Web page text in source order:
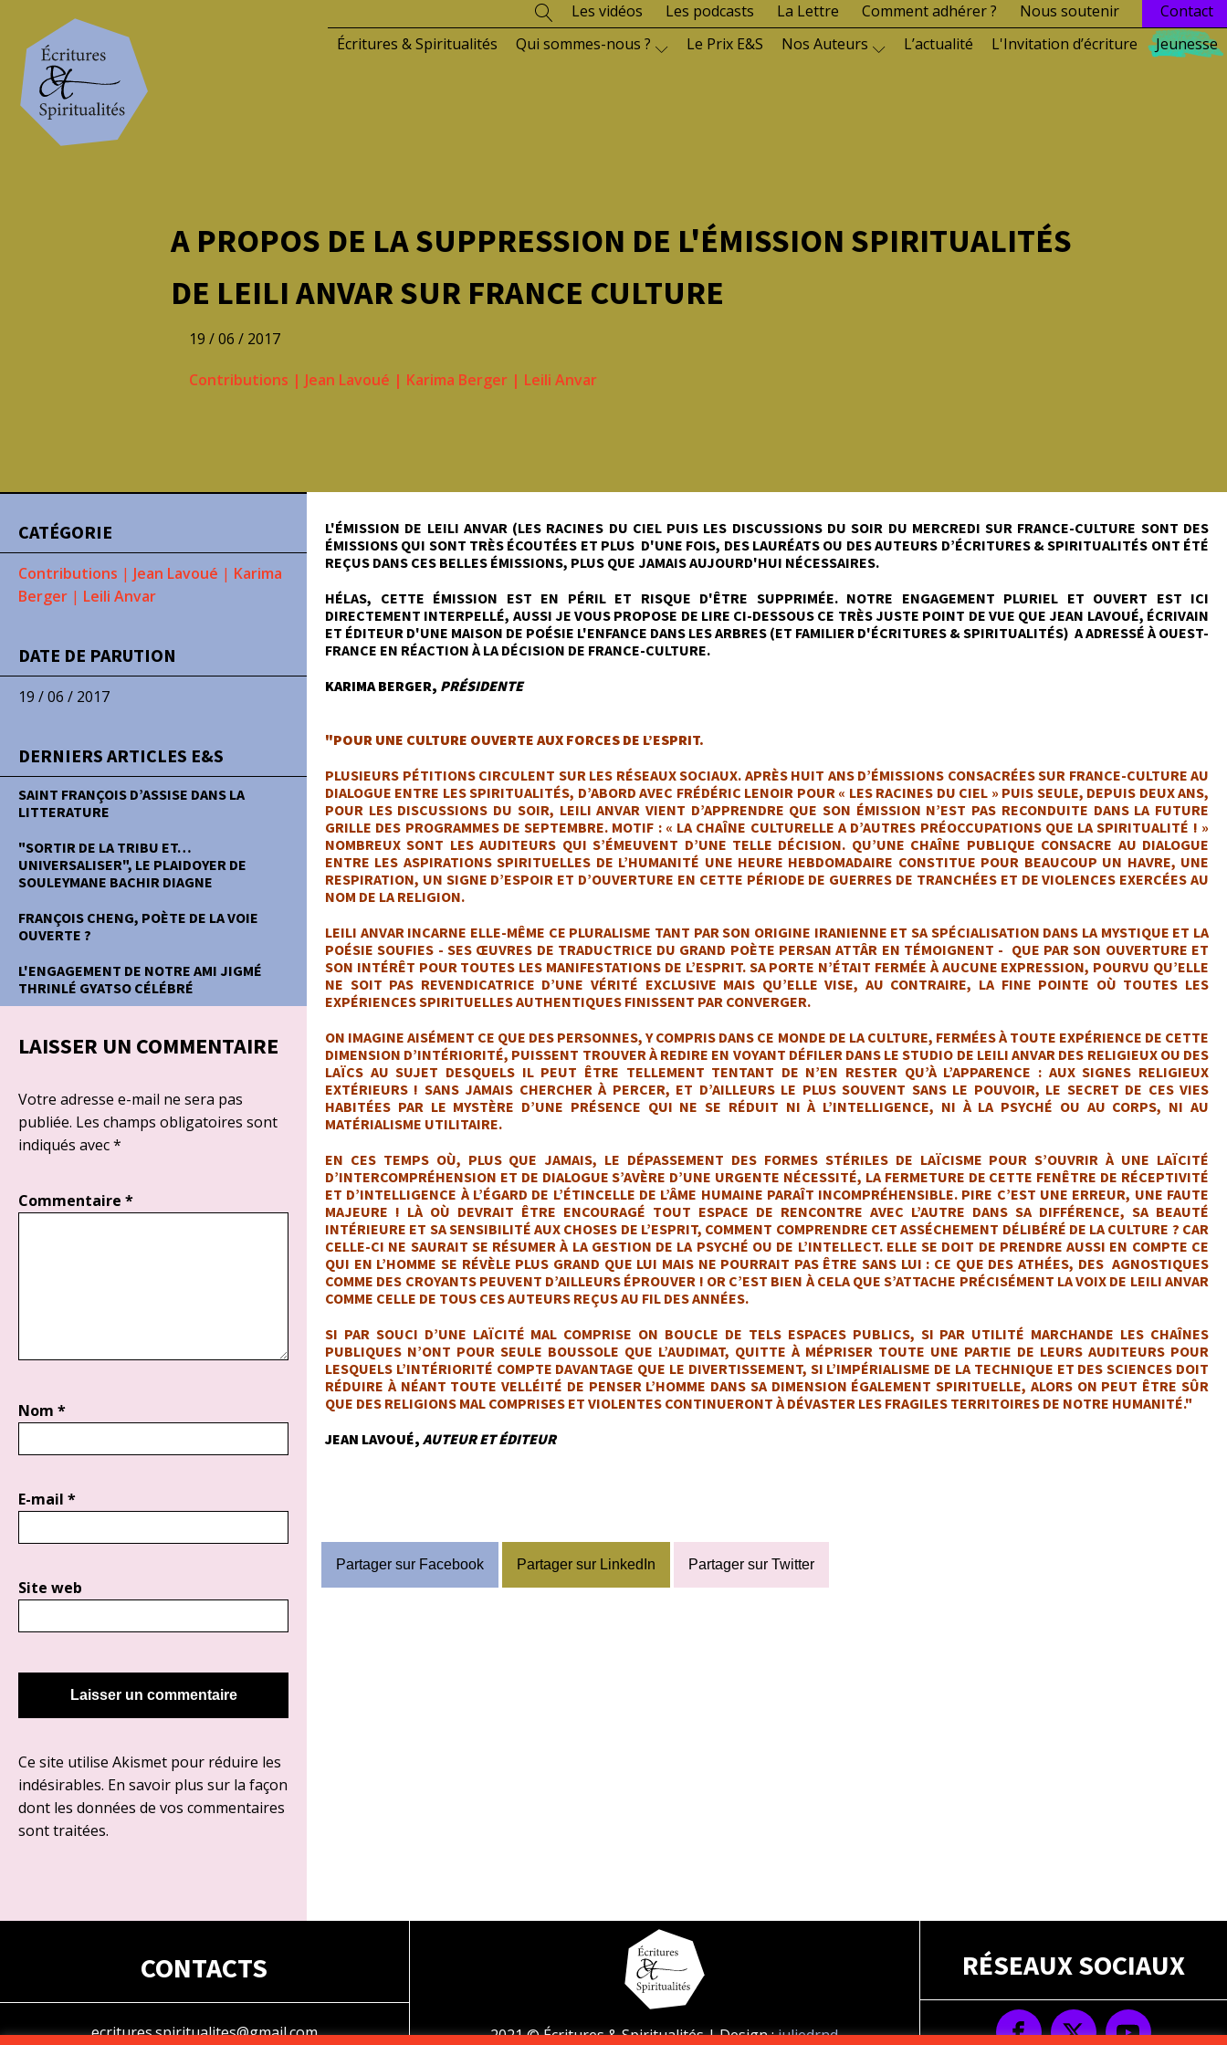
Les vidéos Les podcasts La Lettre Comment adhérer ? Nous soutenir
Contact
Écritures & Spiritualités
Qui sommes-nous ? Le Prix E&S Nos Auteurs L’actualité L'Invitation d’écriture Jeunesse
A PROPOS DE LA SUPPRESSION DE L'ÉMISSION SPIRITUALITÉS
DE LEILI ANVAR SUR FRANCE CULTURE
19 / 06 / 2017
Contributions | Jean Lavoué | Karima Berger | Leili Anvar
CATÉGORIE
Contributions | Jean Lavoué | Karima
Berger | Leili Anvar
DATE DE PARUTION
19 / 06 / 2017
DERNIERS ARTICLES E&S
SAINT FRANÇOIS D’ASSISE DANS LA
LITTERATURE
"SORTIR DE LA TRIBU ET…
UNIVERSALISER", LE PLAIDOYER DE
SOULEYMANE BACHIR DIAGNE
FRANÇOIS CHENG, POÈTE DE LA VOIE
OUVERTE ?
L'ENGAGEMENT DE NOTRE AMI JIGMÉ
THRINLÉ GYATSO CÉLÉBRÉ
LAISSER UN COMMENTAIRE
Votre adresse e-mail ne sera pas
publiée. Les champs obligatoires sont
indiqués avec*
Commentaire *
Nom *
E-mail *
Site web
Ce site utilise Akismet pour réduire les
indésirables. En savoir plus sur la façon
dont les données de vos commentaires
sont traitées.
L'ÉMISSION DE LEILI ANVAR (LES RACINES DU CIEL PUIS LES DISCUSSIONS DU SOIR DU MERCREDI SUR FRANCE-CULTURE SONT DES
ÉMISSIONS QUI SONT TRÈS ÉCOUTÉES ET PLUS D'UNE FOIS, DES LAURÉATS OU DES AUTEURS D’ÉCRITURES & SPIRITUALITÉS ONT ÉTÉ
REÇUS DANS CES BELLES ÉMISSIONS, PLUS QUE JAMAIS AUJOURD'HUI NÉCESSAIRES.
HÉLAS, CETTE ÉMISSION EST EN PÉRIL ET RISQUE D'ÊTRE SUPPRIMÉE. NOTRE ENGAGEMENT PLURIEL ET OUVERT EST ICI
DIRECTEMENT INTERPELLÉ, AUSSI JE VOUS PROPOSE DE LIRE CI-DESSOUS CE TRÈS JUSTE POINT DE VUE QUE JEAN LAVOUÉ, ÉCRIVAIN
ET ÉDITEUR D'UNE MAISON DE POÉSIE L'ENFANCE DANS LES ARBRES (ET FAMILIER D'ÉCRITURES & SPIRITUALITÉS) A ADRESSÉ À OUEST-
FRANCE EN RÉACTION À LA DÉCISION DE FRANCE-CULTURE.
KARIMA BERGER, PRÉSIDENTE
"POUR UNE CULTURE OUVERTE AUX FORCES DE L’ESPRIT.
PLUSIEURS PÉTITIONS CIRCULENT SUR LES RÉSEAUX SOCIAUX. APRÈS HUIT ANS D’ÉMISSIONS CONSACRÉES SUR FRANCE-CULTURE AU
DIALOGUE ENTRE LES SPIRITUALITÉS, D’ABORD AVEC FRÉDÉRIC LENOIR POUR « LES RACINES DU CIEL » PUIS SEULE, DEPUIS DEUX ANS,
POUR LES DISCUSSIONS DU SOIR, LEILI ANVAR VIENT D’APPRENDRE QUE SON ÉMISSION N’EST PAS RECONDUITE DANS LA FUTURE
GRILLE DES PROGRAMMES DE SEPTEMBRE. MOTIF : « LA CHAÎNE CULTURELLE A D’AUTRES PRÉOCCUPATIONS QUE LA SPIRITUALITÉ ! »
NOMBREUX SONT LES AUDITEURS QUI S’ÉMEUVENT D’UNE TELLE DÉCISION. QU’UNE CHAÎNE PUBLIQUE CONSACRE AU DIALOGUE
ENTRE LES ASPIRATIONS SPIRITUELLES DE L’HUMANITÉ UNE HEURE HEBDOMADAIRE CONSTITUE POUR BEAUCOUP UN HAVRE, UNE
RESPIRATION, UN SIGNE D’ESPOIR ET D’OUVERTURE EN CETTE PÉRIODE DE GUERRES DE TRANCHÉES ET DE VIOLENCES EXERCÉES AU
NOM DE LA RELIGION.
LEILI ANVAR INCARNE ELLE-MÊME CE PLURALISME TANT PAR SON ORIGINE IRANIENNE ET SA SPÉCIALISATION DANS LA MYSTIQUE ET LA
POÉSIE SOUFIES - SES ŒUVRES DE TRADUCTRICE DU GRAND POÈTE PERSAN ATTÂR EN TÉMOIGNENT - QUE PAR SON OUVERTURE ET
SON INTÉRÊT POUR TOUTES LES MANIFESTATIONS DE L’ESPRIT. SA PORTE N’ÉTAIT FERMÉE À AUCUNE EXPRESSION, POURVU QU’ELLE
NE SOIT PAS REVENDICATRICE D’UNE VÉRITÉ EXCLUSIVE MAIS QU’ELLE VISE, AU CONTRAIRE, LA FINE POINTE OÙ TOUTES LES
EXPÉRIENCES SPIRITUELLES AUTHENTIQUES FINISSENT PAR CONVERGER.
ON IMAGINE AISÉMENT CE QUE DES PERSONNES, Y COMPRIS DANS CE MONDE DE LA CULTURE, FERMÉES À TOUTE EXPÉRIENCE DE CETTE
DIMENSION D’INTÉRIORITÉ, PUISSENT TROUVER À REDIRE EN VOYANT DÉFILER DANS LE STUDIO DE LEILI ANVAR DES RELIGIEUX OU DES
LAÏCS AU SUJET DESQUELS IL PEUT ÊTRE TELLEMENT TENTANT DE N’EN RESTER QU’À L’APPARENCE : AUX SIGNES RELIGIEUX
EXTÉRIEURS ! SANS JAMAIS CHERCHER À PERCER, ET D’AILLEURS LE PLUS SOUVENT SANS LE POUVOIR, LE SECRET DE CES VIES
HABITÉES PAR LE MYSTÈRE D’UNE PRÉSENCE QUI NE SE RÉDUIT NI À L’INTELLIGENCE, NI À LA PSYCHÉ OU AU CORPS, NI AU
MATÉRIALISME UTILITAIRE.
EN CES TEMPS OÙ, PLUS QUE JAMAIS, LE DÉPASSEMENT DES FORMES STÉRILES DE LAÏCISME POUR S’OUVRIR À UNE LAÏCITÉ
D’INTERCOMPRÉHENSION ET DE DIALOGUE S’AVÈRE D’UNE URGENTE NÉCESSITÉ, LA FERMETURE DE CETTE FENÊTRE DE RÉCEPTIVITÉ
ET D’INTELLIGENCE À L’ÉGARD DE L’ÉTINCELLE DE L’ÂME HUMAINE PARAÎT INCOMPRÉHENSIBLE. PIRE C’EST UNE ERREUR, UNE FAUTE
MAJEURE ! LÀ OÙ DEVRAIT ÊTRE ENCOURAGÉ TOUT ESPACE DE RENCONTRE AVEC L’AUTRE DANS SA DIFFÉRENCE, SA BEAUTÉ
INTÉRIEURE ET SA SENSIBILITÉ AUX CHOSES DE L’ESPRIT, COMMENT COMPRENDRE CET ASSÉCHEMENT DÉLIBÉRÉ DE LA CULTURE ? CAR
CELLE-CI NE SAURAIT SE RÉSUMER À LA GESTION DE LA PSYCHÉ OU DE L’INTELLECT. ELLE SE DOIT DE PRENDRE AUSSI EN COMPTE CE
QUI EN L’HOMME SE RÉVÈLE PLUS GRAND QUE LUI MAIS NE POURRAIT PAS ÊTRE SANS LUI : CE QUE DES ATHÉES, DES AGNOSTIQUES
COMME DES CROYANTS PEUVENT D’AILLEURS ÉPROUVER ! OR C’EST BIEN À CELA QUE S’ATTACHE PRÉCISÉMENT LA VOIX DE LEILI ANVAR
COMME CELLE DE TOUS CES AUTEURS REÇUS AU FIL DES ANNÉES.
SI PAR SOUCI D’UNE LAÏCITÉ MAL COMPRISE ON BOUCLE DE TELS ESPACES PUBLICS, SI PAR UTILITÉ MARCHANDE LES CHAÎNES
PUBLIQUES N’ONT POUR SEULE BOUSSOLE QUE L’AUDIMAT, QUITTE À MÉPRISER TOUTE UNE PARTIE DE LEURS AUDITEURS POUR
LESQUELS L’INTÉRIORITÉ COMPTE DAVANTAGE QUE LE DIVERTISSEMENT, SI L’IMPÉRIALISME DE LA TECHNIQUE ET DES SCIENCES DOIT
RÉDUIRE À NÉANT TOUTE VELLÉITÉ DE PENSER L’HOMME DANS SA DIMENSION ÉGALEMENT SPIRITUELLE, ALORS ON PEUT ÊTRE SÛR
QUE DES RELIGIONS MAL COMPRISES ET VIOLENTES CONTINUERONT À DÉVASTER LES FRAGILES TERRITOIRES DE NOTRE HUMANITÉ."
JEAN LAVOUÉ, AUTEUR ET ÉDITEUR
Partager sur Facebook Partager sur LinkedIn Partager sur Twitter
CONTACTS
ecritures.spiritualites@gmail.com 2021 © Écritures & Spiritualités | Design :juliedrnd
RÉSEAUX SOCIAUX